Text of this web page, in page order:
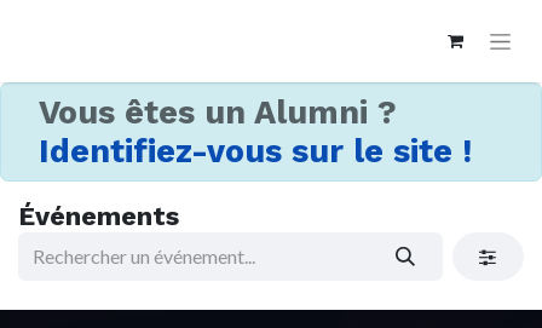
Vous êtes un Alumni ?
Identifiez-vous sur le site !
Événements